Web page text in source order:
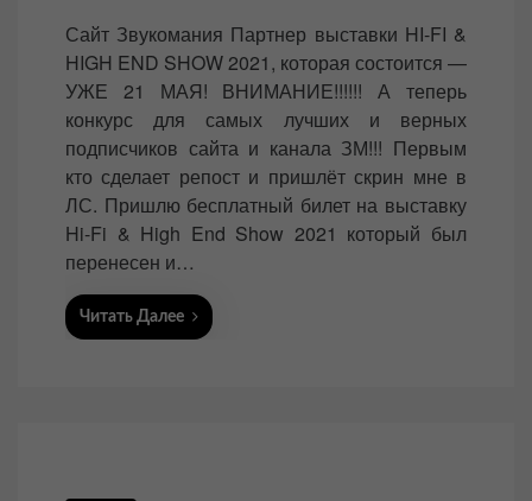
s
t
d
o
n
Сайт Звукомания Партнер выставки HI-FI &
HIGH END SHOW 2021, которая состоится —
УЖЕ 21 МАЯ! ВНИМАНИЕ!!!!!! А теперь
конкурс для самых лучших и верных
подписчиков сайта и канала ЗМ!!! Первым
кто сделает репост и пришлёт скрин мне в
ЛС. Пришлю бесплатный билет на выставку
Hi-Fi & High End Show 2021 который был
перенесен и…
Читать Далее